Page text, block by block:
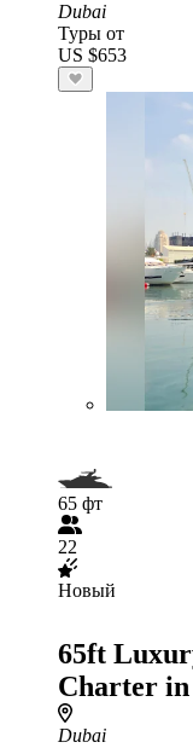
Dubai
Туры от
US $653
65 фт
22
Новый
65ft
Charter
Dubai